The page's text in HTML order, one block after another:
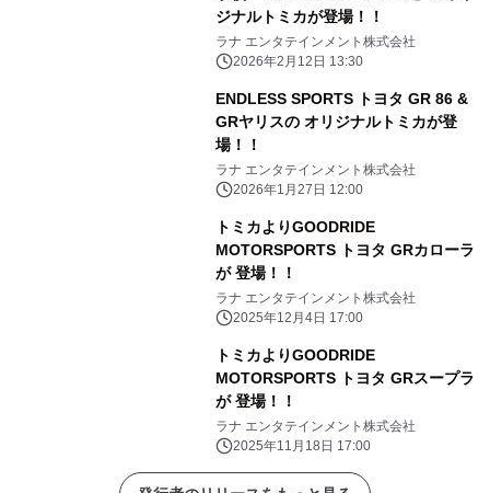
ジナルトミカが登場！！
ラナ エンタテインメント株式会社
2026年2月12日 13:30
ENDLESS SPORTS トヨタ GR 86 &
GRヤリスの オリジナルトミカが登
場！！
ラナ エンタテインメント株式会社
2026年1月27日 12:00
トミカよりGOODRIDE
MOTORSPORTS トヨタ GRカローラ
が 登場！！
ラナ エンタテインメント株式会社
2025年12月4日 17:00
トミカよりGOODRIDE
MOTORSPORTS トヨタ GRスープラ
が 登場！！
ラナ エンタテインメント株式会社
2025年11月18日 17:00